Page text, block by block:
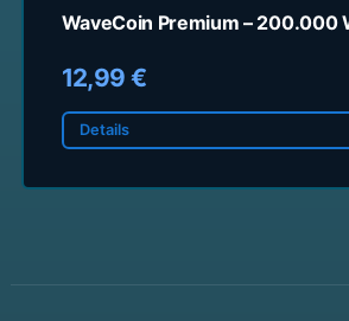
WaveCoin Premium – 200.000
12,99 €
Details